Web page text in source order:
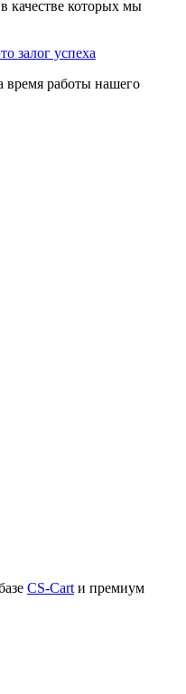
качестве которых мы
залог успеха
время работы нашего
CS-Cart и премиум